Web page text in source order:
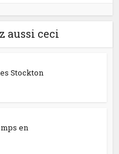
aussi ceci
Stockton
en